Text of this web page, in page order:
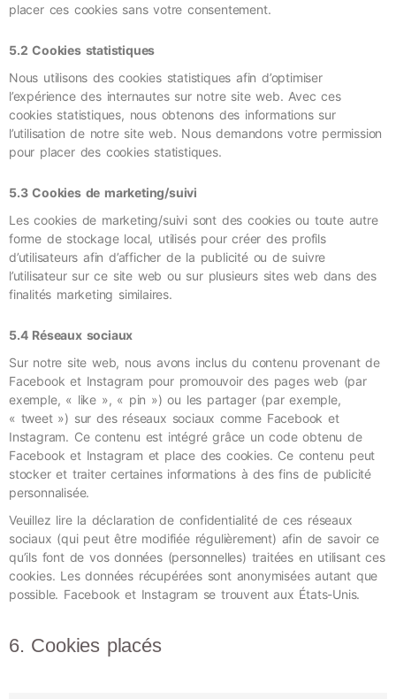
placer ces cookies sans votre consentement.
5.2 Cookies statistiques
Nous utilisons des cookies statistiques afin d’optimiser
l’expérience des internautes sur notre site web. Avec ces
cookies statistiques, nous obtenons des informations sur
l’utilisation de notre site web. Nous demandons votre permission
pour placer des cookies statistiques.
5.3 Cookies de marketing/suivi
Les cookies de marketing/suivi sont des cookies ou toute autre
forme de stockage local, utilisés pour créer des profils
d’utilisateurs afin d’afficher de la publicité ou de suivre
l’utilisateur sur ce site web ou sur plusieurs sites web dans des
finalités marketing similaires.
5.4 Réseaux sociaux
Sur notre site web, nous avons inclus du contenu provenant de
Facebook et Instagram pour promouvoir des pages web (par
exemple, « like », « pin ») ou les partager (par exemple,
« tweet ») sur des réseaux sociaux comme Facebook et
Instagram. Ce contenu est intégré grâce un code obtenu de
Facebook et Instagram et place des cookies. Ce contenu peut
stocker et traiter certaines informations à des fins de publicité
personnalisée.
Veuillez lire la déclaration de confidentialité de ces réseaux
sociaux (qui peut être modifiée régulièrement) afin de savoir ce
qu’ils font de vos données (personnelles) traitées en utilisant ces
cookies. Les données récupérées sont anonymisées autant que
possible. Facebook et Instagram se trouvent aux États-Unis.
6. Cookies placés